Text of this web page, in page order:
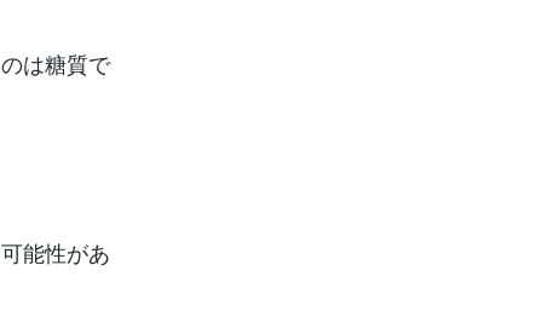
は糖質で
能性があ